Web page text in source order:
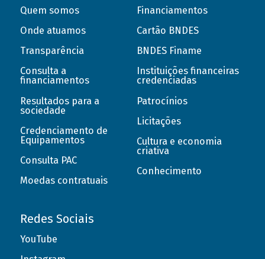
Quem somos
Onde atuamos
Transparência
Consulta a
financiamentos
Resultados para a
sociedade
Credenciamento de
Equipamentos
Consulta PAC
Moedas contratuais
Financiamentos
Cartão BNDES
BNDES Finame
Instituições financeiras
credenciadas
Patrocínios
Licitações
Cultura e economia
criativa
Conhecimento
Redes Sociais
YouTube